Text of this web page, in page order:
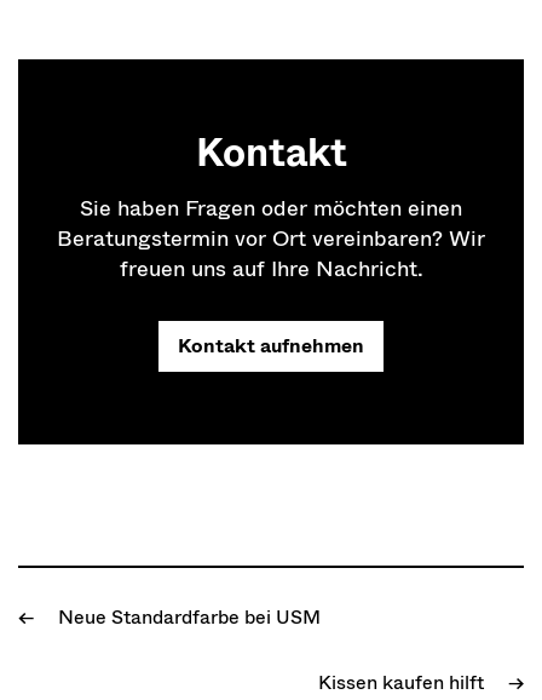
Kontakt
Sie haben Fragen oder möchten einen
Beratungstermin vor Ort vereinbaren? Wir
freuen uns auf Ihre Nachricht.
Kontakt aufnehmen
← Neue Standardfarbe bei USM
Kissen kaufen hilft →